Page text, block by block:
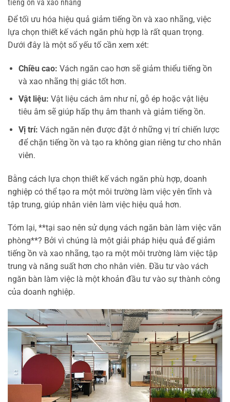
tiếng ồn và xao nhãng
Để tối ưu hóa hiệu quả giảm tiếng ồn và xao nhãng, việc
lựa chọn thiết kế vách ngăn phù hợp là rất quan trọng.
Dưới đây là một số yếu tố cần xem xét:
Chiều cao: Vách ngăn cao hơn sẽ giảm thiểu tiếng ồn
và xao nhãng thị giác tốt hơn.
Vật liệu: Vật liệu cách âm như nỉ, gỗ ép hoặc vật liệu
tiêu âm sẽ giúp hấp thụ âm thanh và giảm tiếng ồn.
Vị trí: Vách ngăn nên được đặt ở những vị trí chiến lược
để chặn tiếng ồn và tạo ra không gian riêng tư cho nhân
viên.
Bằng cách lựa chọn thiết kế vách ngăn phù hợp, doanh
nghiệp có thể tạo ra một môi trường làm việc yên tĩnh và
tập trung, giúp nhân viên làm việc hiệu quả hơn.
Tóm lại, **tại sao nên sử dụng vách ngăn bàn làm việc văn
phòng**? Bởi vì chúng là một giải pháp hiệu quả để giảm
tiếng ồn và xao nhãng, tạo ra một môi trường làm việc tập
trung và năng suất hơn cho nhân viên. Đầu tư vào vách
ngăn bàn làm việc là một khoản đầu tư vào sự thành công
của doanh nghiệp.